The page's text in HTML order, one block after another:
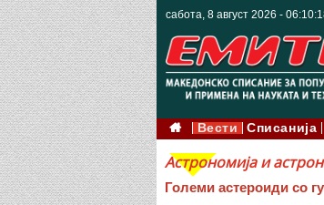
сабота, 8 август 2026 -
Вести Списанија
Астрономија и
Големи астероиди со